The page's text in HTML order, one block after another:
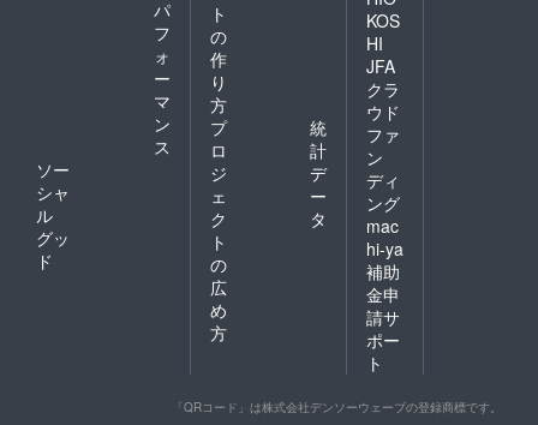
パ
フ
ォ
ー
マ
ン
ス
ソー
シャ
ル
グッ
ド
ト
の
作
り
方
プ
ロ
ジ
ェ
ク
ト
の
広
め
方
統
計
デ
ー
タ
KOS
HI
JFA
クラ
ウド
ファ
ン
ディ
ング
mac
hi-ya
補助
金申
請サ
ポー
ト
「QRコード」は株式会社デンソーウェーブの登録商標です。